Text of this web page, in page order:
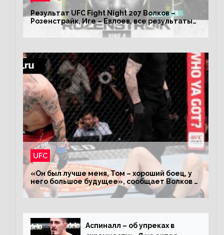
Результат UFC Fight Night 207 Волков –
Розенстрайк, Иге – Евлоев, все результаты
турнира ЮФС ФН 207
UFC
«Он был лучше меня, Том – хороший боец, у
него большое будущее», сообщает Волков –
о поражении Аспиналлу
Аспиналл – об упреках в